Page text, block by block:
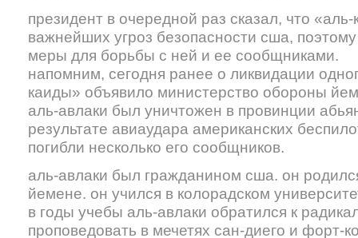
президент в очередной раз сказал, что
важнейших угроз безопасности сша,
меры для борьбы с ней и ее сообщниками.
напомним, сегодня ранее о ликвидации
каиды» объявило министерство обороны
аль-авлаки был уничтожен в провинции
результате авиаудара американских
погибли несколько его сообщников.
аль-авлаки был гражданином сша. он
йемене. он учился в колорадском
в годы учебы аль-авлаки обратился к
проповедовать в мечетях сан-диего и форт-